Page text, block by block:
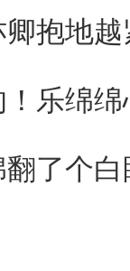
抱地越
绵绵
个白